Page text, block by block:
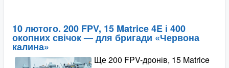
10 лютого. 200 FPV, 15 Matrice 4E і 400
окопних свічок — для бригади «Червона
калина»
Ще 200 FPV-дронів, 15 Matrice